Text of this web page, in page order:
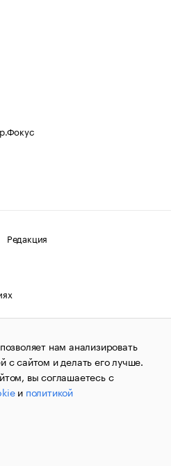
Редакция
соблюдении авторских прав
1995–2026.Сообщения
агентства «РБК»
службой по надзору в сфере
и массовых
09.12.2015 за номером ИА
пометкой «РБК». Отдельные
информацию,
нам анализировать
с сайтом и делать его лучше.
вы соглашаетесь с
и политикой